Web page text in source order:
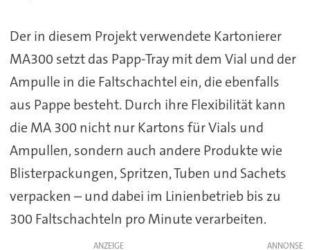
Der in diesem Projekt verwendete Kartonierer
MA300 setzt das Papp-Tray mit dem Vial und der
Ampulle in die Faltschachtel ein, die ebenfalls
aus Pappe besteht. Durch ihre Flexibilität kann
die MA 300 nicht nur Kartons für Vials und
Ampullen, sondern auch andere Produkte wie
Blisterpackungen, Spritzen, Tuben und Sachets
verpacken – und dabei im Linienbetrieb bis zu
300 Faltschachteln pro Minute verarbeiten.
ANZEIGE